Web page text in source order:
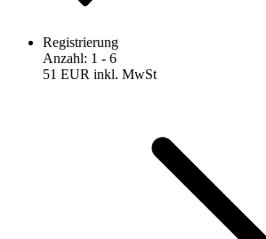
Registrierung
Anzahl: 1 - 6
51 EUR inkl. MwSt